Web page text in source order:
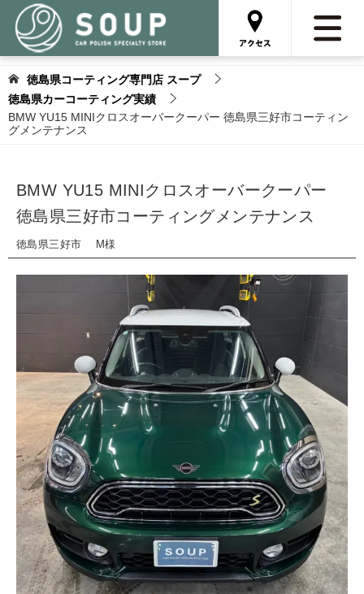
徳島県コーティング専門店 スープ
徳島県カーコーティング実績
BMW YU15 MINIクロスオーバークーパー 徳島県三好市コーティン
グメンテナンス
BMW YU15 MINIクロスオーバークーパー
徳島県三好市コーティングメンテナンス
徳島県三好市 M様